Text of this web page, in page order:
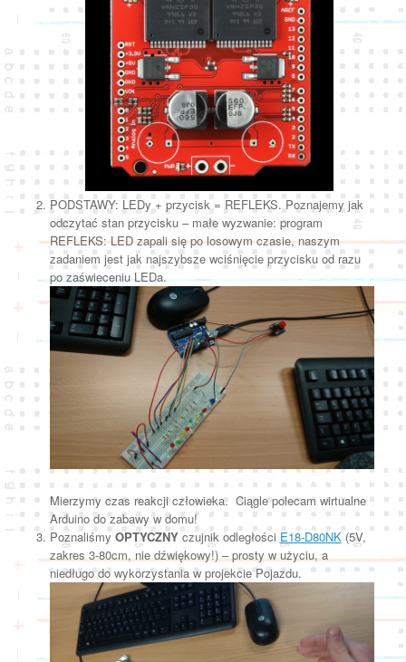
PODSTAWY: LEDy + przycisk = REFLEKS. Poznajemy jak
odczytać stan przycisku – małe wyzwanie: program
REFLEKS: LED zapali się po losowym czasie, naszym
zadaniem jest jak najszybsze wciśnięcie przycisku od razu
po zaświeceniu LEDa.
Mierzymy czas reakcji człowieka. Ciągle polecam wirtualne
Arduino do zabawy w domu!
Poznaliśmy OPTYCZNYczujnik odległości E18-D80NK(5V,
zakres 3-80cm, nie dźwiękowy!) – prosty w użyciu, a
niedługo do wykorzystania w projekcie Pojazdu.